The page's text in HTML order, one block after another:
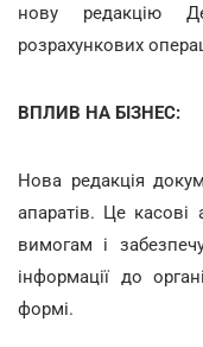
нову редакцію
розрахункових
ВПЛИВ НА БІЗНЕС:
Нова редакція
апаратів. Це касові
вимогам і
інформації до
формі.